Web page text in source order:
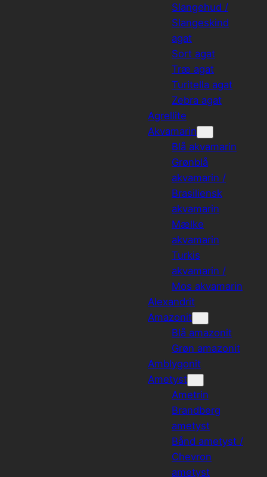
Slangehud /
Slangeskind
agat
Sort agat
Træ agat
Turitella agat
Zebra agat
Agrellite
Akvamarin
Blå akvamarin
Grønblå
akvamarin /
Brasiliensk
akvamarin
Mælke
akvamarin
Turkis
akvamarin /
Mos akvamarin
Alexandrit
Amazonit
Blå amazonit
Grøn amazonit
Amblygonit
Ametyst
Ametrin
Brandberg
ametyst
Bånd ametyst /
Chevron
ametyst